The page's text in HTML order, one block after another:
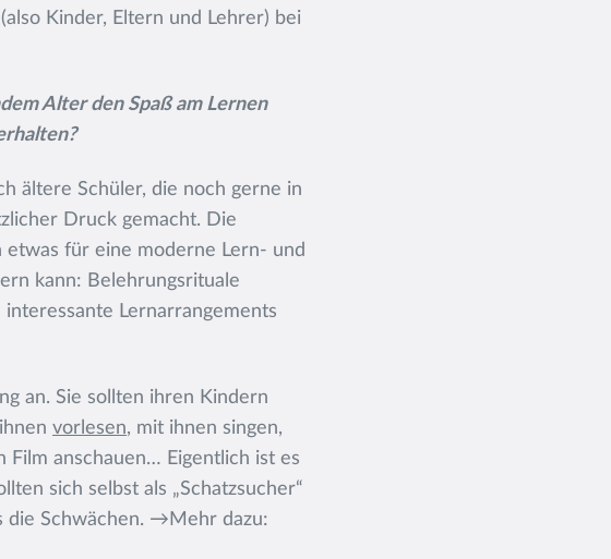
Kinder, Eltern und Lehrer) bei
Alter den Spaß am Lernen
ältere Schüler, die noch gerne in
Druck gemacht. Die
für eine moderne Lern- und
kann: Belehrungsrituale
Lernarrangements
an. Sie sollten ihren Kindern
vorlesen, mit ihnen singen,
Film anschauen… Eigentlich ist es
sich selbst als „Schatzsucher“
die Schwächen. →Mehr dazu: